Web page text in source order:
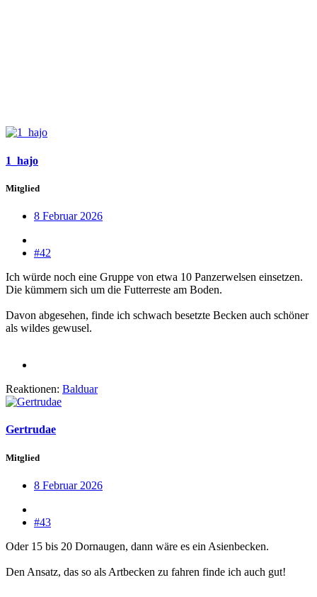
1_hajo
Mitglied
8 Februar 2026
#42
Ich würde noch eine Gruppe von etwa 10 Panzerwelsen einsetzen.
Die kümmern sich um die Futterreste am Boden.
Davon abgesehen, finde ich schwach besetzte Becken auch schöner
als wildes gewusel.
Reaktionen: Balduar
Gertrudae
Mitglied
8 Februar 2026
#43
Oder 15 bis 20 Dornaugen, dann wäre es ein Asienbecken.
Den Ansatz, das so als Artbecken zu fahren finde ich auch gut!